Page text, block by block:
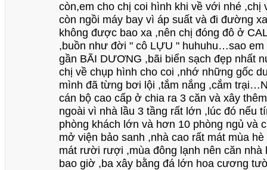
còn,em cho chị coi hình khi về với nhé ,chị
còn ngồi máy bay vì áp suất và đi đường
không được bao xa ,nên chị đóng đô ở
,buồn như đời " cô LỰU " huhuhu…sao em
gần BÃI DƯƠNG ,bãi biển sạch đẹp nhất
chị về chụp hình cho coi ,nhớ những gốc
mình đã từng bơi lội ,tắm nắng ,cắm
cán bộ cao cấp ở chia ra 3 căn và xây
ngoài vì nhà lầu 3 tầng rất lớn ,lúc đó nếu
phòng khách lớn và hơn 10 phòng ngủ và
mở viện bảo sanh ,nhà cao rất mát mùa
mát rười rượi ,mùa đông lạnh nên căn nhà
bao giờ ,ba xây bằng đá lớn hoa cương